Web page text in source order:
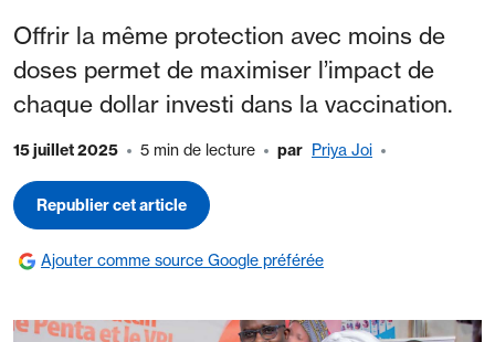
Offrir la même protection avec moins de
doses permet de maximiser l’impact de
chaque dollar investi dans la vaccination.
15 juillet 2025 5 min de lecture par Priya Joi
Republier cet article
Ajouter comme source Google préférée